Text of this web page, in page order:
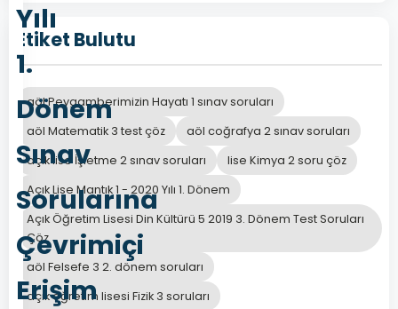
Yılı
1.
Dönem
Sınav
Sorularına
Çevrimiçi
Erişim
Etiket Bulutu
aöl Peygamberimizin Hayatı 1 sınav soruları
aöl Matematik 3 test çöz
aöl coğrafya 2 sınav soruları
açık lise İşletme 2 sınav soruları
lise Kimya 2 soru çöz
Açık Lise Mantık 1 - 2020 Yılı 1. Dönem
Açık Öğretim Lisesi Din Kültürü 5 2019 3. Dönem Test Soruları
Çöz
aöl Felsefe 3 2. dönem soruları
açık öğretim lisesi Fizik 3 soruları